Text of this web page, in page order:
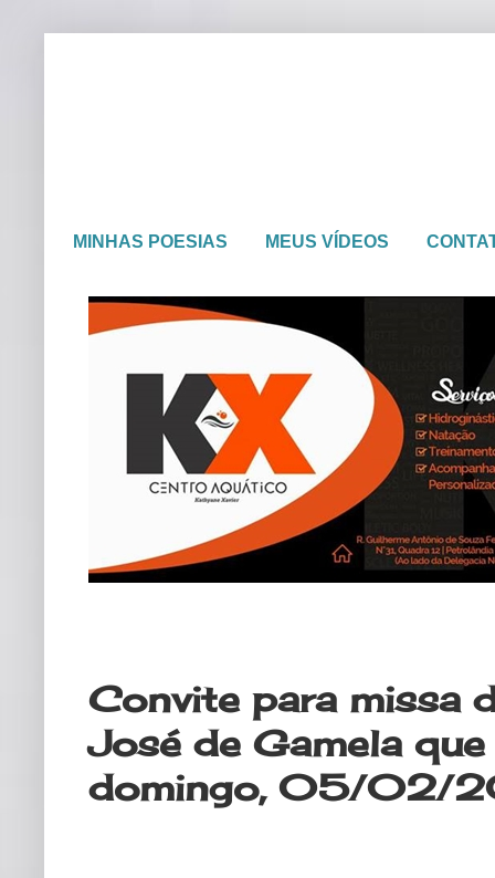
MINHAS POESIAS MEUS VÍDEOS
Convite para missa
José de Gamela
domingo, 05/02/